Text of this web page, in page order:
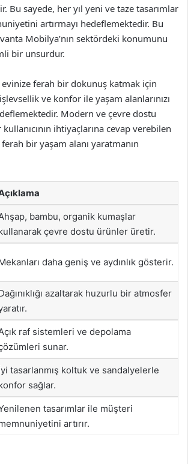
Bu sayede, her yıl yeni ve taze tasarımlar
artırmayı hedeflemektedir. Bu
Mobilya’nın sektördeki konumunu
bir unsurdur.
ferah bir dokunuş katmak için
ve konfor ile yaşam alanlarınızı
Modern ve çevre dostu
ihtiyaçlarına cevap verebilen
bir yaşam alanı yaratmanın
bambu, organik kumaşlar
çevre dostu ürünler üretir.
daha geniş ve aydınlık gösterir.
azaltarak huzurlu bir atmosfer
raf sistemleri ve depolama
sunar.
tasarlanmış koltuk ve sandalyelerle
sağlar.
tasarımlar ile müşteri
artırır.